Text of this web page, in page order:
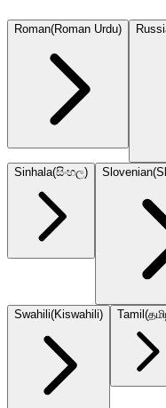
Roman(Roman Urdu)
Sinhala(සිංහල) Slovenian(
Swahili(Kiswahili) Tamil(